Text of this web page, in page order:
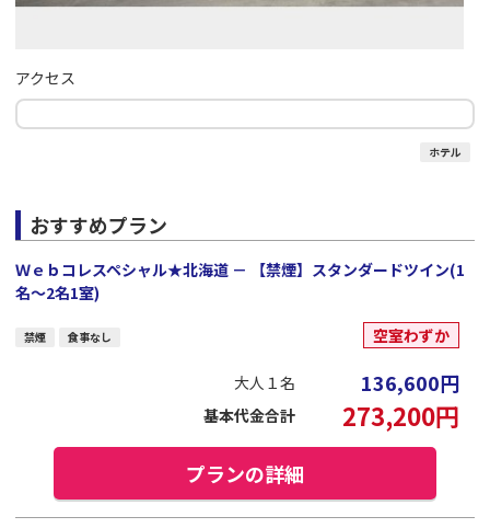
アクセス
ホテル
おすすめプラン
Ｗｅｂコレスペシャル★北海道 － 【禁煙】スタンダードツイン(1
名～2名1室)
禁煙 食事なし 空室わずか
大人１名 136,600円
基本代金合計 273,200円
プランの詳細